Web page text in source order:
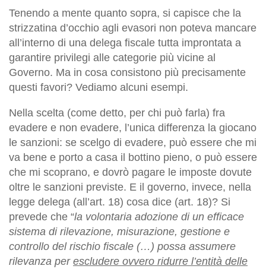
Tenendo a mente quanto sopra, si capisce che la
strizzatina d’occhio agli evasori non poteva mancare
all’interno di una delega fiscale tutta improntata a
garantire privilegi alle categorie più vicine al
Governo. Ma in cosa consistono più precisamente
questi favori? Vediamo alcuni esempi.
Nella scelta (come detto, per chi può farla) fra
evadere e non evadere, l’unica differenza la giocano
le sanzioni: se scelgo di evadere, può essere che mi
va bene e porto a casa il bottino pieno, o può essere
che mi scoprano, e dovrò pagare le imposte dovute
oltre le sanzioni previste. E il governo, invece, nella
legge delega (all’art. 18) cosa dice (art. 18)? Si
prevede che “la volontaria adozione di un efficace
sistema di rilevazione, misurazione, gestione e
controllo del rischio fiscale (…) possa assumere
rilevanza per escludere ovvero ridurre l’entità delle